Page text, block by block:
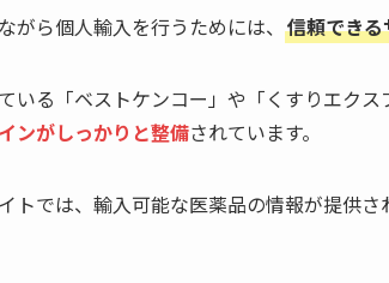
がら個人輸入を行うためには、 信頼でき
いる「ベストケンコー」や「くすりエクス
ンがしっかりと整備されています。
トでは、輸入可能な医薬品の情報が提供さ